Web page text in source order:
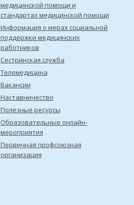
медицинской помощи и
стандартах медицинской помощи
Информация о мерах социальной
поддержки медицинских
работников
Сестринская служба
Телемедицина
Вакансии
Наставничество
Полезные ресурсы
Образовательные онлайн-
мероприятия
Первичная профсоюзная
организация